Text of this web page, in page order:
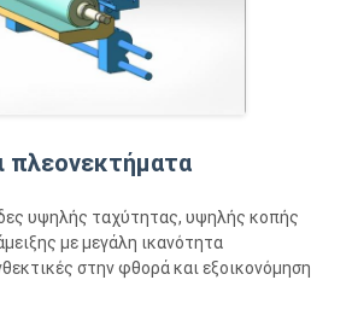
πλεονεκτήματα
υψηλής ταχύτητας, υψηλής κοπής
με μεγάλη ικανότητα
στην φθορά και εξοικονόμηση